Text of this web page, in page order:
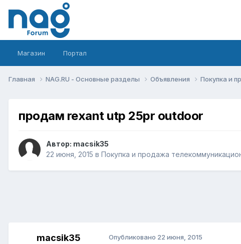
Магазин Портал
Главная NAG.RU - Основные разделы Объявления Покупка и
продам rexant utp 25pr outdoor
Автор: macsik35
22 июня, 2015 в Покупка и продажа
macsik35 Опубликовано 22 июня, 2015